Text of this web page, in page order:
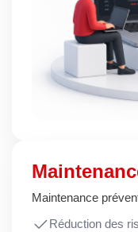
Maintenance
Réduction des